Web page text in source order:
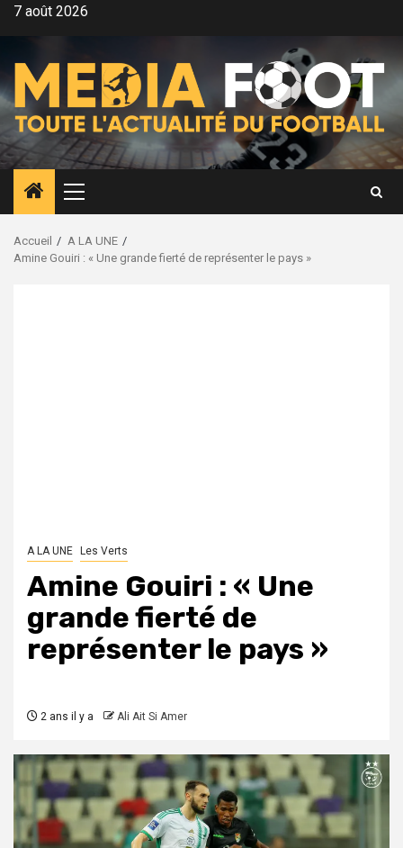
Aller7 août 2026
Menu
principal
Accueil
A LA UNE
Amine Gouiri : « Une grande fierté de représenter le pays »
A LA UNE Les Verts
Amine Gouiri : « Une
grande fierté de
représenter le pays »
2 ans il y a Ali Ait Si Amer